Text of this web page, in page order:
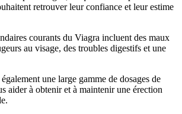
retrouver leur confiance et leur estime
courants du Viagra incluent des maux
au visage, des troubles digestifs et une
une large gamme de dosages de
aider à obtenir et à maintenir une érection